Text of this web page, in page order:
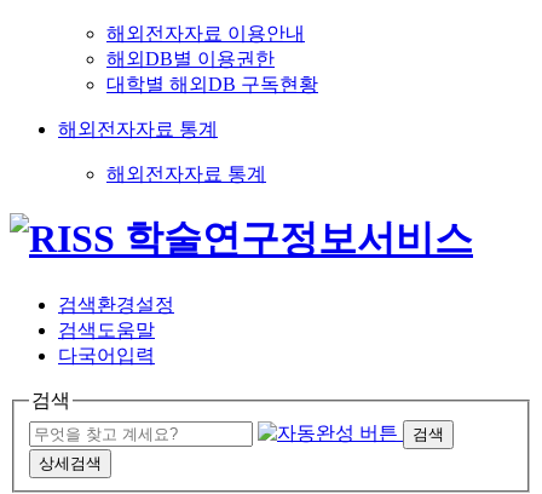
해외전자자료 이용안내
해외DB별 이용권한
대학별 해외DB 구독현황
해외전자자료 통계
해외전자자료 통계
검색환경설정
검색도움말
다국어입력
검색
검색
상세검색